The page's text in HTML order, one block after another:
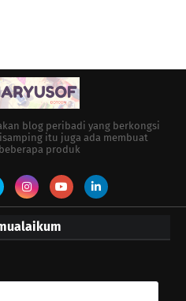
blog peribadi yang berkongsi
itu juga ada membuat
produk